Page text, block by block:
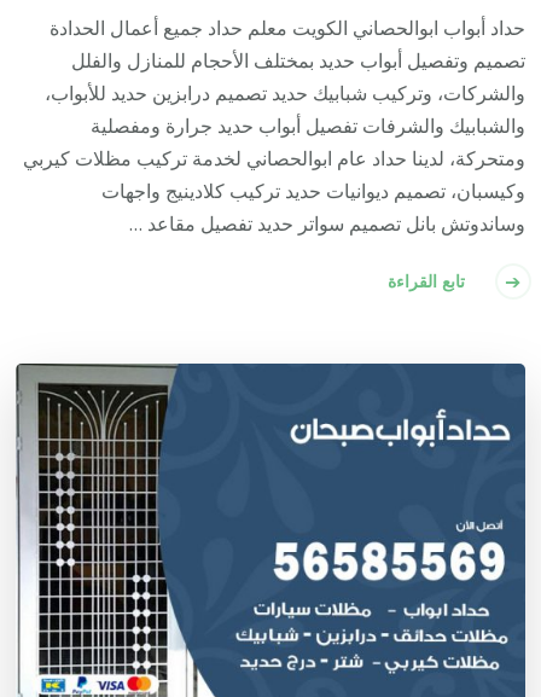
حداد أبواب ابوالحصاني الكويت معلم حداد جميع أعمال الحدادة
تصميم وتفصيل أبواب حديد بمختلف الأحجام للمنازل والفلل
والشركات، وتركيب شبابيك حديد تصميم درابزين حديد للأبواب،
والشبابيك والشرفات تفصيل أبواب حديد جرارة ومفصلية
ومتحركة، لدينا حداد عام ابوالحصاني لخدمة تركيب مظلات كيربي
وكيسبان، تصميم ديوانيات حديد تركيب كلادينيج واجهات
وساندوتش بانل تصميم سواتر حديد تفصيل مقاعد …
تابع القراءة